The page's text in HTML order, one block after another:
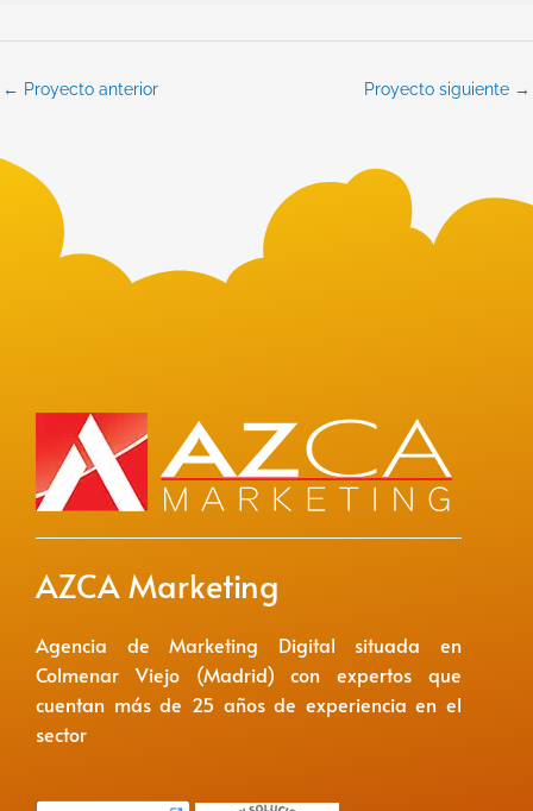
← Proyecto anterior Proyecto siguiente →
AZCA Marketing
Agencia de Marketing Digital situada en
Colmenar Viejo (Madrid) con expertos que
cuentan más de 25 años de experiencia en el
sector